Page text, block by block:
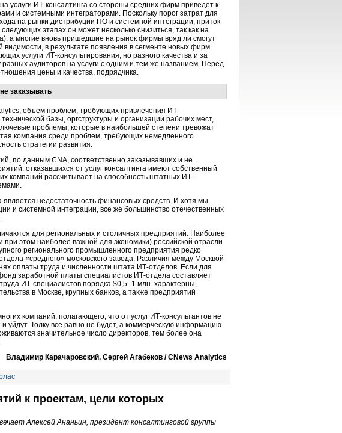
на услуги ИТ-консалтинга со стороны средних фирм приведет к
и системными интеграторами. Поскольку порог затрат для
на рынки дистрибуции ПО и системной интеграции, приток
этапах он может несколько снизиться, так как на
а многие вновь пришедшие на рынок фирмы вряд ли смогут
видимости, в результате появления в сегменте новых фирм
услуги ИТ-консультирования, но разного качества и за
аудиторов на услуги с одним и тем же названием. Перед
цены и качества, подрядчика.
заказывать
объем проблем, требующих привлечения ИТ-
базы, оргструктуры и организации рабочих мест,
проблемы, которые в наибольшей степени тревожат
компания среди проблем, требующих немедленного
стратегии развития.
по данным CNA, соответственно заказывавших и не
отказавшихся от услуг консалтинга имеют собственный
компаний рассчитывает на способность штатных ИТ-
является недостаточность финансовых средств. И хотя мы
и системной интеграции, все же большинство отечественных
для региональных и столичных предприятий. Наиболее
этом наиболее важной для экономики) российской отрасли
регионального промышленного предприятия редко
«среднего» московского завода. Различия между Москвой
оплаты труда и численности штата ИТ-отделов. Если для
заработной платы специалистов ИТ-отдела составляет
ИТ-специалистов порядка $0,5–1 млн. характерны,
в Москве, крупных банков, а также предприятий
компаний, полагающего, что от услуг ИТ-консультантов не
уйдут. Толку все равно не будет, а коммерческую информацию
значительное число директоров, тем более она
Владимир Карачаровский, Сергей Агабеков / CNews Analytics
к проектам, цели которых
Алексей Ананьин, президент консалтинговой группы